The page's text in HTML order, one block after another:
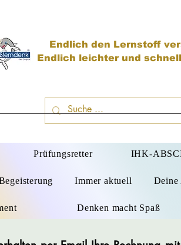
Endlich den Lernstoff
Endlich leichter und
Prüfungsretter IHK-
Immer aktuell
Denken macht Spaß